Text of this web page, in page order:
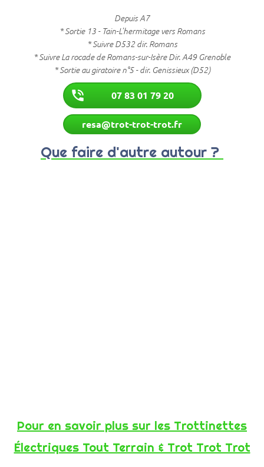
Depuis A7
* Sortie 13 - Tain-L'hermitage vers Romans
* Suivre D532 dir. Romans
* Suivre La rocade de Romans-sur-Isère Dir. A49 Grenoble
* Sortie au giratoire n°5 - dir. Genissieux (D52)
phone_in_talk 07 83 01 79 20
resa@trot-trot-trot.fr
Que faire d'autre autour ?
Pour en savoir plus sur les Trottinettes
Électriques Tout Terrain & Trot Trot Trot